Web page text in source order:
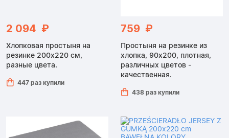
2 094 ₽
Хлопковая простыня на
резинке 200x220 см,
разные цвета.
447 раз купили
759 ₽
Простыня на резинке из
хлопка, 90x200, плотная,
различных цветов -
качественная.
438 раз купили